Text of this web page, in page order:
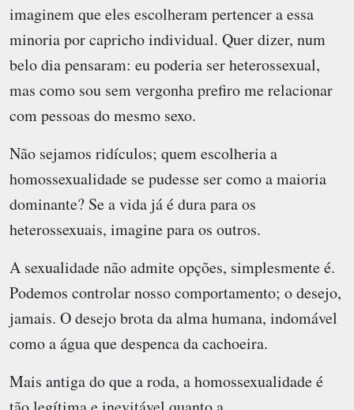
imaginem que eles escolheram pertencer a essa
minoria por capricho individual. Quer dizer, num
belo dia pensaram: eu poderia ser heterossexual,
mas como sou sem vergonha prefiro me relacionar
com pessoas do mesmo sexo.
Não sejamos ridículos; quem escolheria a
homossexualidade se pudesse ser como a maioria
dominante? Se a vida já é dura para os
heterossexuais, imagine para os outros.
A sexualidade não admite opções, simplesmente é.
Podemos controlar nosso comportamento; o desejo,
jamais. O desejo brota da alma humana, indomável
como a água que despenca da cachoeira.
Mais antiga do que a roda, a homossexualidade é